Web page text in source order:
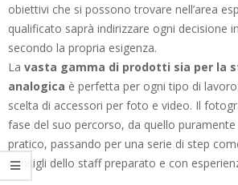
obiettivi che si possono trovare nell’area
qualificato saprà indirizzare ogni decisione
secondo la propria esigenza.
La vasta gamma di prodotti sia per la
analogica è perfetta per ogni tipo di
scelta di accessori per foto e video. Il
fase del suo percorso, da quello
pratico, passando per una serie di step
consigli dello staff preparato e con